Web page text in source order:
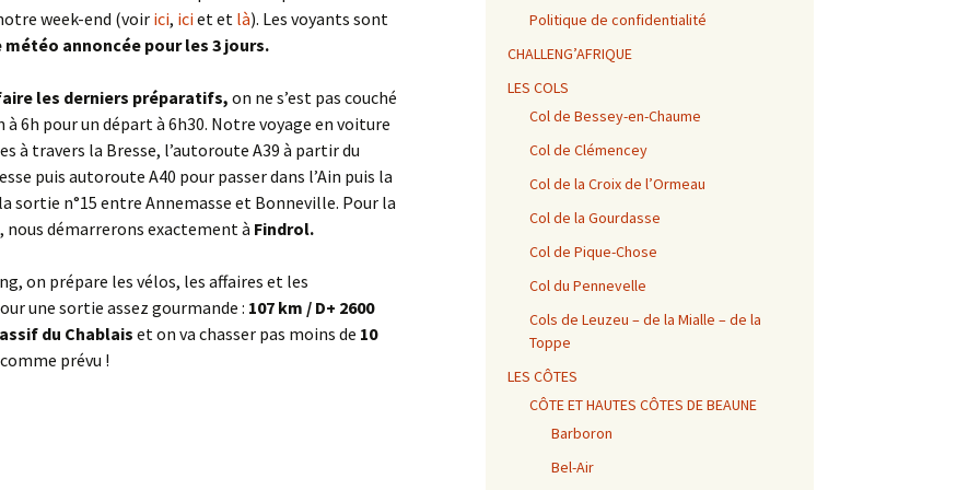
Semezanges
Villers-la-Faye
Col de Viécourt
Combe de Bouzot
Combe Jean Moreau
Croix de Villy
Croix Saint-Thomas
Pasques
Saussy
Sources de la Seine
St-Germain
Val-Suzon
la Côte et de la Sclucht,
Hohneck, cols de
Bramont et de Grosse
Pierre
Burotte, de Lauvy et des
de la Sambuy
Barillette + Col de la
Combe Blanche
Plan
Alpes – Maurienne /
Collet de la Madeleine et
Gourniers
Alpes / Embrun – Col
Agnel
d’Izoard
Montmerlet
Alpes Chambéry / Relais
du Mont du Chat et Col
Alpes Chambéry / Cols du
Prés
Pragondran
week-end (voir ici, iciet et là). Les voyants sont
météo annoncée pour les 3 jours.
les derniers préparatifs, on ne s’est pas couché
6h pour un départ à 6h30. Notre voyage en voiture
à travers la Bresse, l’autoroute A39 à partir du
puis autoroute A40 pour passer dans l’Ain puis la
sortie n°15 entre Annemasse et Bonneville. Pour la
démarrerons exactement à Findrol.
on prépare les vélos, les affaires et les
une sortie assez gourmande : 107 km / D+ 2600
du Chablais et on va chasser pas moins de 10
prévu !
Politique de confidentialité
CHALLENG’AFRIQUE
LES COLS
Col de Bessey-en-Chaume
Col de Clémencey
Col de la Croix de l’Ormeau
Col de la Gourdasse
Col de Pique-Chose
Col du Pennevelle
Cols de Leuzeu – de la Mialle – de la
Toppe
LES CÔTES
CÔTE ET HAUTES CÔTES DE BEAUNE
Barboron
Bel-Air